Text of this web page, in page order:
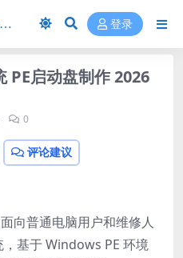
登录
PE启动盘制作 2026
0
评论建议
向普通电脑用户和维修人
基于 Windows PE 环境